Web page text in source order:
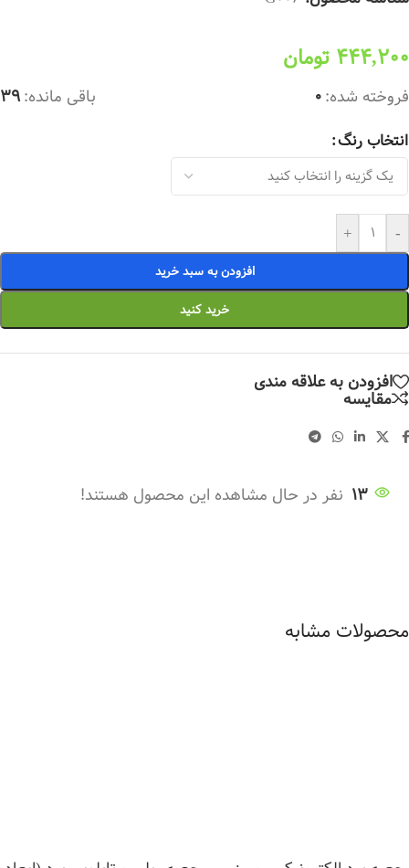
444,200 تومان
فروخته شده:0 باقی مانده:39
انتخاب رنگ
-
+
افزودن به سبد خرید
خرید کنید
افزودن به علاقه مندی
مقایسه
13 نفر در حال مشاهده این محصول هستند!
محصولات مشابه